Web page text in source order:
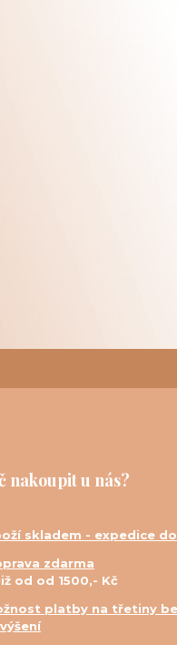
nakoupit u nás?
skladem - expedice
zdarma
od od 1500,- Kč
platby na třetiny